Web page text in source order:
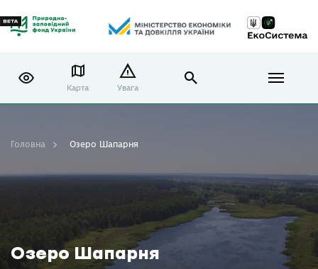
Карта Увага
Озеро Шапарня
Головна Озеро Шапарня